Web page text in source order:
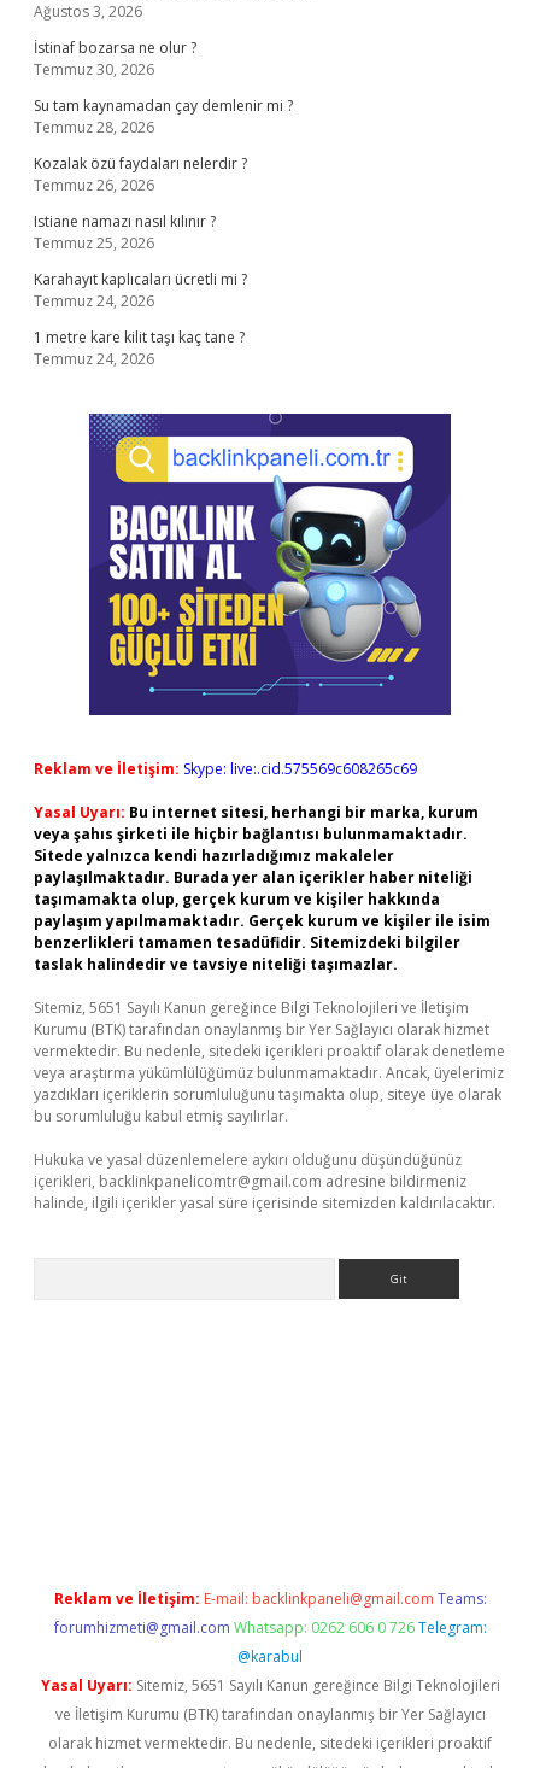
Ağustos 3, 2026
İstinaf bozarsa ne olur ?
Temmuz 30, 2026
Su tam kaynamadan çay demlenir mi ?
Temmuz 28, 2026
Kozalak özü faydaları nelerdir ?
Temmuz 26, 2026
Istiane namazı nasıl kılınır ?
Temmuz 25, 2026
Karahayıt kaplıcaları ücretli mi ?
Temmuz 24, 2026
1 metre kare kilit taşı kaç tane ?
Temmuz 24, 2026
Reklam ve İletişim: Skype: live:.cid.575569c608265c69
Yasal Uyarı: Bu internet sitesi, herhangi bir marka, kurum
veya şahıs şirketi ile hiçbir bağlantısı bulunmamaktadır.
Sitede yalnızca kendi hazırladığımız makaleler
paylaşılmaktadır. Burada yer alan içerikler haber niteliği
taşımamakta olup, gerçek kurum ve kişiler hakkında
paylaşım yapılmamaktadır. Gerçek kurum ve kişiler ile isim
benzerlikleri tamamen tesadüfidir. Sitemizdeki bilgiler
taslak halindedir ve tavsiye niteliği taşımazlar.
Sitemiz, 5651 Sayılı Kanun gereğince Bilgi Teknolojileri ve İletişim
Kurumu (BTK) tarafından onaylanmış bir Yer Sağlayıcı olarak hizmet
vermektedir. Bu nedenle, sitedeki içerikleri proaktif olarak denetleme
veya araştırma yükümlülüğümüz bulunmamaktadır. Ancak, üyelerimiz
yazdıkları içeriklerin sorumluluğunu taşımakta olup, siteye üye olarak
bu sorumluluğu kabul etmiş sayılırlar.
Hukuka ve yasal düzenlemelere aykırı olduğunu düşündüğünüz
içerikleri, backlinkpanelicomtr@gmail.com adresine bildirmeniz
halinde, ilgili içerikler yasal süre içerisinde sitemizden kaldırılacaktır.
Reklam ve İletişim: E-mail: backlinkpaneli@gmail.com Teams:
forumhizmeti@gmail.com Whatsapp: 0262 606 0 726 Telegram:
@karabul
Yasal Uyarı: Sitemiz, 5651 Sayılı Kanun gereğince Bilgi Teknolojileri
ve İletişim Kurumu (BTK) tarafından onaylanmış bir Yer Sağlayıcı
olarak hizmet vermektedir. Bu nedenle, sitedeki içerikleri proaktif